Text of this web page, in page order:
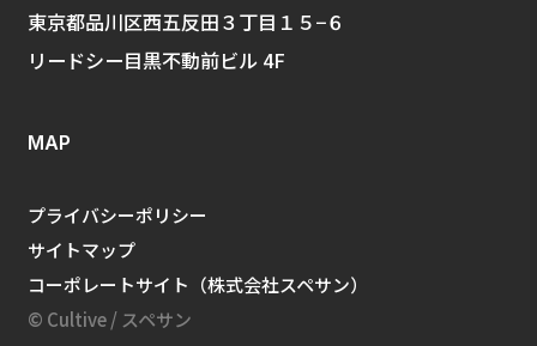
東京都品川区西五反田３丁目１５−６
リードシー目黒不動前ビル 4F
MAP
プライバシーポリシー
サイトマップ
コーポレートサイト（株式会社スペサン）
© Cultive / スペサン